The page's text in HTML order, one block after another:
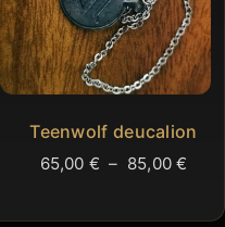
Teenwolf deucalion
65,00 € – 85,00€
prix :